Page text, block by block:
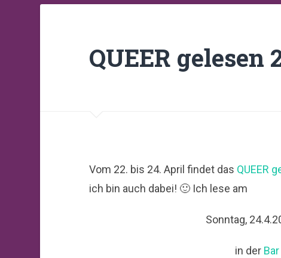
QUEER gelesen
Vom 22. bis 24. April findet das QUEER
ich bin auch dabei! 🙂 Ich lese am
Sonntag,
in der